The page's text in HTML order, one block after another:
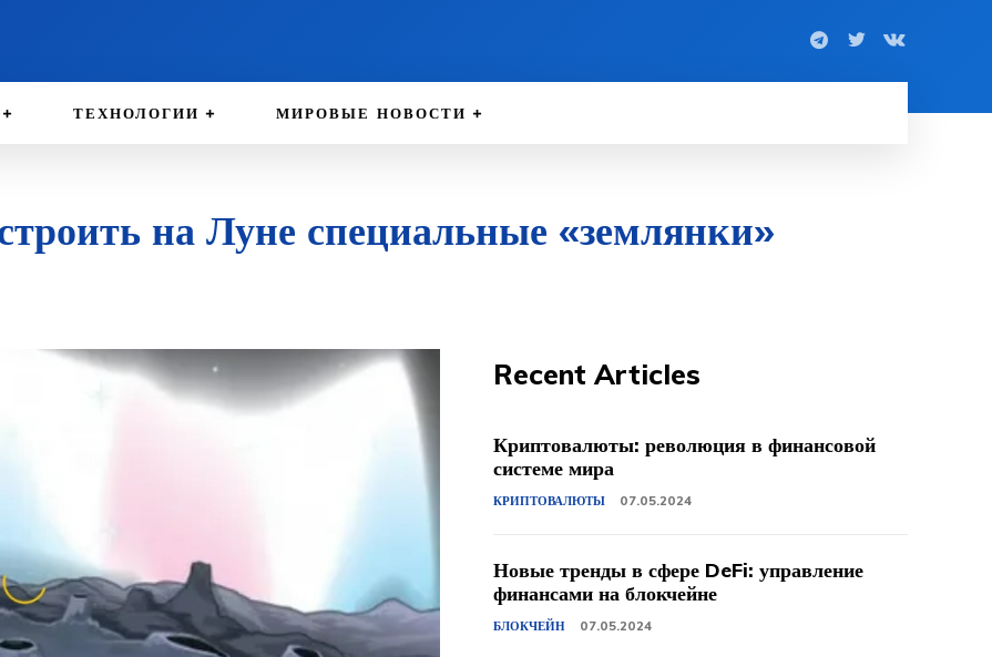
ТЕХНОЛОГИИ МИРОВЫЕ НОВОСТИ
на Луне специальные «землянки»
Recent Articles
Криптовалюты: революция в финансовой
системе мира
КРИПТОВАЛЮТЫ 07.05.2024
Новые тренды в сфере DeFi: управление
финансами на блокчейне
БЛОКЧЕЙН 07.05.2024